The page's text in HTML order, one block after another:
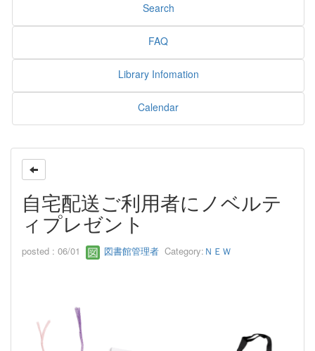
Search
FAQ
Library Infomation
Calendar
自宅配送ご利用者にノベルテ
ィプレゼント
posted : 06/01 図書館管理者 Category: ＮＥＷ